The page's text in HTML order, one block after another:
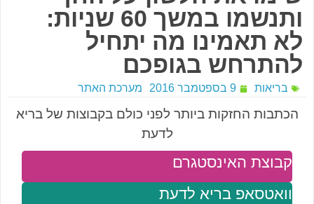
ותנשמו במשך 60 שניות:
לא תאמינו מה יתחיל
להתרחש בגופכם
בריאות 9 בספטמבר 2016 מערכת האתר
הכתבות החזקות ביותר לפני כולם בקבוצות של בריא
לדעת
וואטסאפ בריא לדעת
קבוצת האינסטגרם